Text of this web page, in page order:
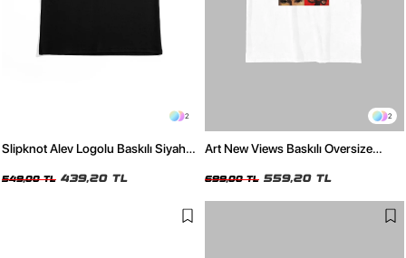
2
Slipknot Alev Logolu Baskılı Siyah
549,00 TL 439,20 TL
2
Art New Views Baskılı Oversize
699,00 TL 559,20 TL